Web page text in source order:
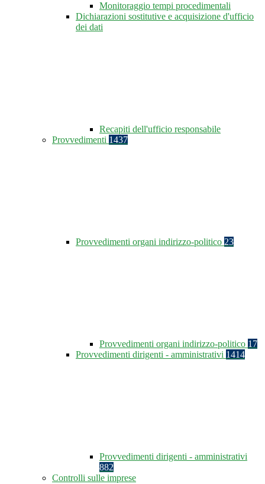
Monitoraggio tempi procedimentali
Dichiarazioni sostitutive e acquisizione d'ufficio
dei dati
Recapiti dell'ufficio responsabile
Provvedimenti 1437
Provvedimenti organi indirizzo-politico 23
Provvedimenti organi indirizzo-politico 17
Provvedimenti dirigenti - amministrativi 1414
Provvedimenti dirigenti - amministrativi
882
Controlli sulle imprese